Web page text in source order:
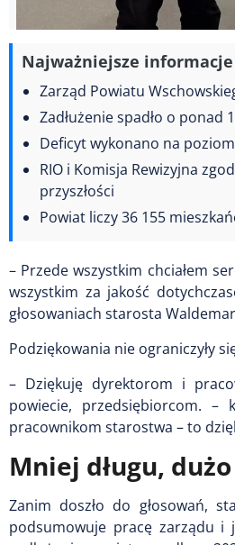
Najważniejsze informacje
Zarząd Powiatu
Zadłużenie spadło o ponad
Deficyt wykonano na
RIO i Komisja Rewizyjna
przyszłości
Powiat liczy 36 155
– Przede wszystkim chciałem
wszystkim za jakość
głosowaniach starosta
Podziękowania nie ograniczyły
– Dziękuję dyrektorom i
powiecie, przedsiębiorcom. –
pracownikom starostwa – to
Mniej długu,
Zanim doszło do głosowań,
podsumowuje pracę zarządu i